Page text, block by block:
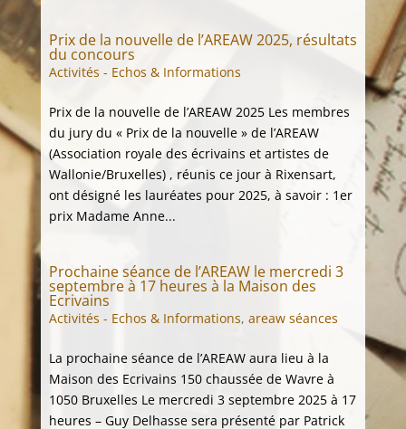
Prix de la nouvelle de l’AREAW 2025, résultats
du concours
Activités - Echos & Informations
Prix de la nouvelle de l’AREAW 2025 Les membres
du jury du « Prix de la nouvelle » de l’AREAW
(Association royale des écrivains et artistes de
Wallonie/Bruxelles) , réunis ce jour à Rixensart,
ont désigné les lauréates pour 2025, à savoir : 1er
prix Madame Anne...
Prochaine séance de l’AREAW le mercredi 3
septembre à 17 heures à la Maison des
Ecrivains
Activités - Echos & Informations, areaw séances
La prochaine séance de l’AREAW aura lieu à la
Maison des Ecrivains 150 chaussée de Wavre à
1050 Bruxelles Le mercredi 3 septembre 2025 à 17
heures – Guy Delhasse sera présenté par Patrick